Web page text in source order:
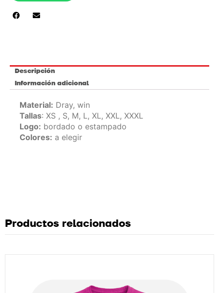
Descripción
Información adicional
Material: Dray, win
Tallas: XS , S, M, L, XL, XXL, XXXL
Logo: bordado o estampado
Colores: a elegir
Productos relacionados